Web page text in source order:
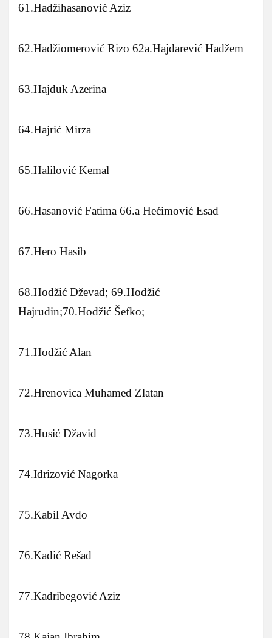
61.Hadžihasanović Aziz
62.Hadžiomerović Rizo 62a.Hajdarević Hadžem
63.Hajduk Azerina
64.Hajrić Mirza
65.Halilović Kemal
66.Hasanović Fatima 66.a Hećimović Esad
67.Hero Hasib
68.Hodžić Dževad; 69.Hodžić
Hajrudin;70.Hodžić Šefko;
71.Hodžić Alan
72.Hrenovica Muhamed Zlatan
73.Husić Džavid
74.Idrizović Nagorka
75.Kabil Avdo
76.Kadić Rešad
77.Kadribegović Aziz